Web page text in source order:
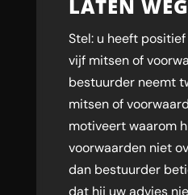
LATEN
Stel: u heeft
vijf mitsen of
bestuurder neemt
mitsen of
motiveert waarom
voorwaarden niet
dan bestuurder
dat hij uw advies